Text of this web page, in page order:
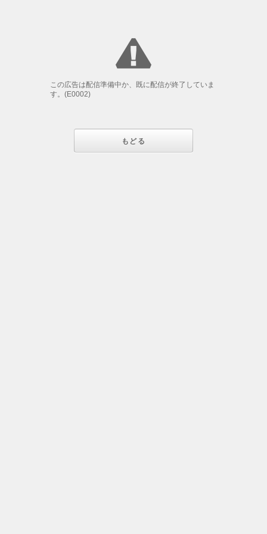
この広告は配信準備中か、既に配信が終了していま
す。(E0002)
もどる